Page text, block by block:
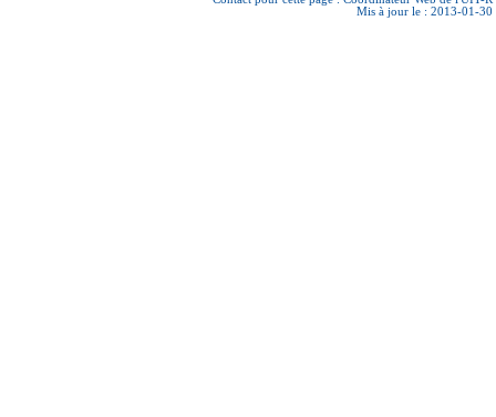
Mis à jour le : 2013-01-30